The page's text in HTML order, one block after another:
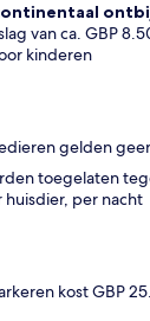
van ca. GBP
kinderen
gelden
toegelaten
huisdier, per nacht
kost GBP